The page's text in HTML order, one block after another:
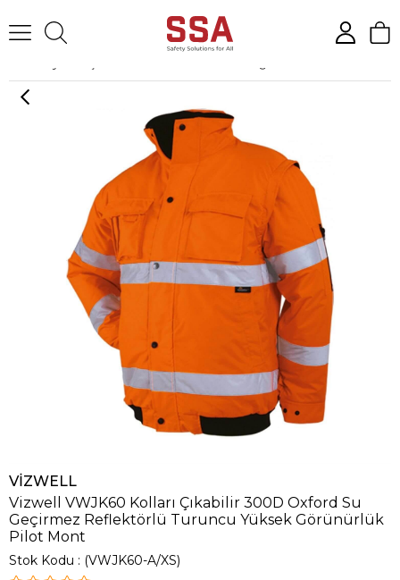
VİZWELL
Vizwell VWJK60 Kolları Çıkabilir 300D Oxford Su
Geçirmez Reflektörlü Turuncu Yüksek Görünürlük
Pilot Mont
Stok Kodu (VWJK60-A/XS)